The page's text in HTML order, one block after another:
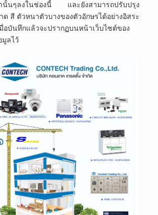
านั้นๆลงในช่องนี้ และยังสามารถปรับปรุง
สี ตัวหนาตัวบางของตัวอักษรได้อย่างอิสระ
อบันทึกแล้วจะปรากฏบนหน้าเว็บไซต์ของ
ลไว้